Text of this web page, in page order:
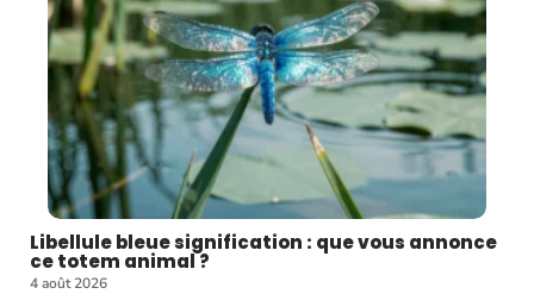
Libellule bleue signification : que vous annonce
ce totem animal ?
4 août 2026